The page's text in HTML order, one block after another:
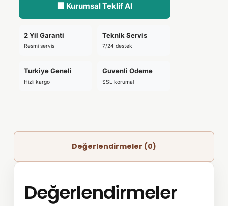
🏢 Kurumsal Teklif Al
2 Yil Garanti
Resmi servis
Teknik Servis
7/24 destek
Turkiye Geneli
Hizli kargo
Guvenli Odeme
SSL korumal
Değerlendirmeler (0)
Değerlendirmeler